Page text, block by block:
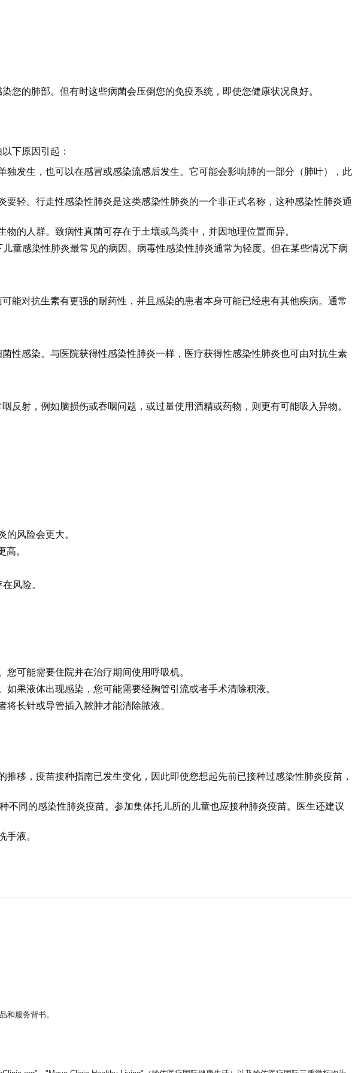
的肺部。但有时这些病菌会压倒您的免疫系统，即使您健康状况良好。
下原因引起：
发生，也可以在感冒或感染流感后发生。它可能会影响肺的一部分（肺叶），此
轻。行走性感染性肺炎是这类感染性肺炎的一个非正式名称，这种感染性肺炎通
的人群。致病性真菌可存在于土壤或鸟粪中，并因地理位置而异。
童感染性肺炎最常见的病因。病毒性感染性肺炎通常为轻度。但在某些情况下病
能对抗生素有更强的耐药性，并且感染的患者本身可能已经患有其他疾病。通常
性感染。与医院获得性感染性肺炎一样，医疗获得性感染性肺炎也可由对抗生素
射，例如脑损伤或吞咽问题，或过量使用酒精或药物，则更有可能吸入异物。
风险会更大。
高。
风险。
可能需要住院并在治疗期间使用呼吸机。
果液体出现感染，您可能需要经胸管引流或者手术清除积液。
长针或导管插入脓肿才能清除脓液。
移，疫苗接种指南已发生变化，因此即使您想起先前已接种过感染性肺炎疫苗，
不同的感染性肺炎疫苗。参加集体托儿所的儿童也应接种肺炎疫苗。医生还建议
手液。
和服务背书。